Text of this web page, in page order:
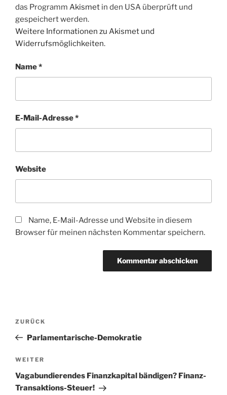
das Programm Akismet in den USA überprüft und
gespeichert werden.
Weitere Informationen zu Akismet und
Widerrufsmöglichkeiten.
Name*
E-Mail-Adresse*
Website
Name, E-Mail-Adresse und Website in diesem
Browser für meinen nächsten Kommentar speichern.
Beitragsnavigation
Vorheriger
Beitrag
ZURÜCK
Parlamentarische-Demokratie
Nächster
Beitrag
WEITER
Vagabundierendes Finanzkapital bändigen? Finanz-
Transaktions-Steuer!